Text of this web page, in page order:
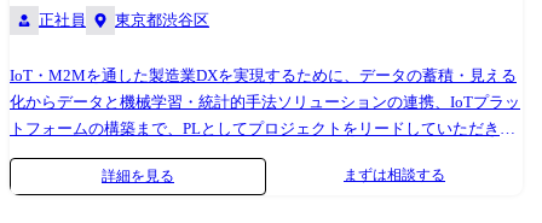
正社員 東京都渋谷区
IoT・M2Mを通した製造業DXを実現するために、データの蓄積・見える
化からデータと機械学習・統計的手法ソリューションの連携、IoTプラッ
トフォームの構築まで、PLとしてプロジェクトをリードしていただきま
す。 当社では、IoT・M2M領域における「スマートプロダクト」を通し
た顧客企業のDX推進に注力しています。 具体的には、顧客の実態に即し
詳細を見る まずは相談する